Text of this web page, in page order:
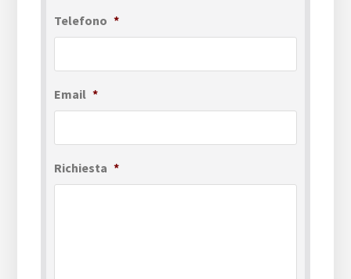
Telefono *
Email *
Richiesta *